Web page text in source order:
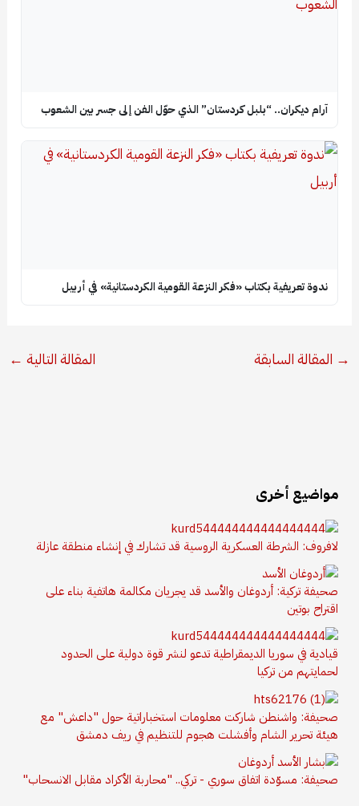
آرام ديكران.. “بلبل كردستان” الذي حوّل الفن إلى جسر بين الشعوب
ندوة تعريفية بكتاب «فكر النزعة القومية الكردستانية» في أربيل
→ المقالة السابقة المقالة التالية ←
مواضيع أخرى
لافروف: الشرطة العسكرية الروسية قد تشارك في إنشاء منطقة عازلة
صحيفة تركية: أردوغان والأسد قد يجريان مكالمة هاتفية بناء على
اقتراح بوتين
قيادية في سوريا الديمقراطية تدعو لنشر قوة دولية على الحدود
لحمايتهم من تركيا
صحيفة: واشنطن شاركت معلومات استخباراتية حول "داعش" مع
هيئة تحرير الشام وأفشلت هجوم للتنظيم في ريف دمشق
صحيفة: مسوّدة اتفاق سوري - تركي.. "محاربة الأكراد مقابل الانسحاب"